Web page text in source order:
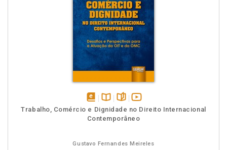
disponível
em
Disponível
na
páginas
vídeo
da
Trabalho, Comércio e Dignidade no Direito Internacional
Contemporâneo
Gustavo Fernandes Meireles